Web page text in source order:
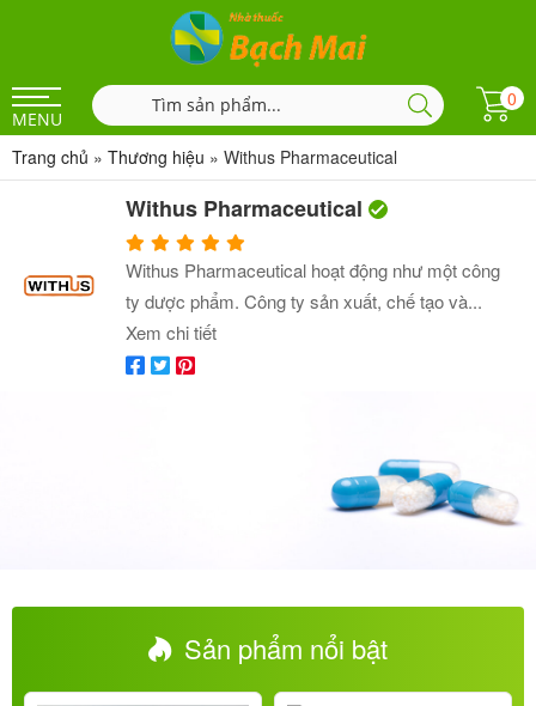
MENU
0
Trang chủ » Thương hiệu » Withus Pharmaceutical
Withus Pharmaceutical
Withus Pharmaceutical hoạt động như một công
ty dược phẩm. Công ty sản xuất, chế tạo và...
Xem chi tiết
Sản phẩm nổi bật